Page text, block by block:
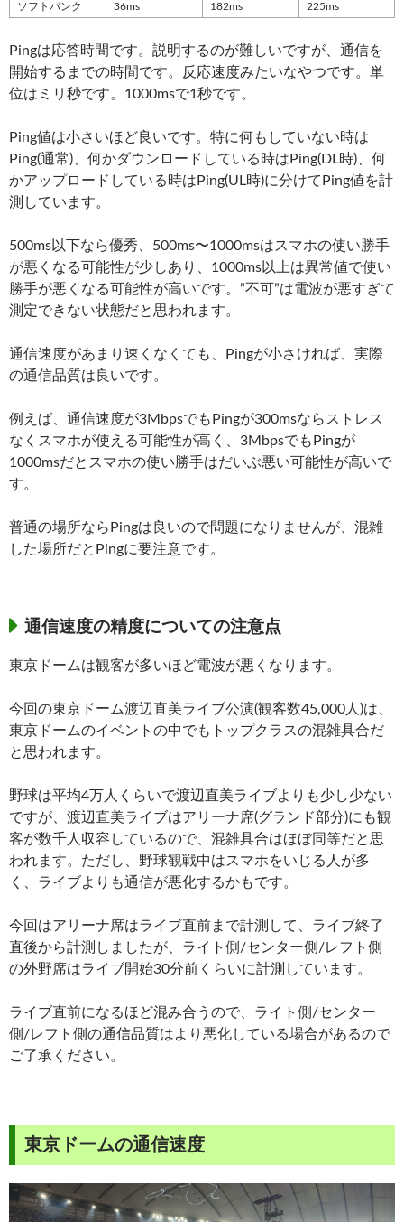
ソフトバンク
36ms 182ms 225ms
Pingは応答時間です。説明するのが難しいですが、通信を
開始するまでの時間です。反応速度みたいなやつです。単
位はミリ秒です。1000msで1秒です。
Ping値は小さいほど良いです。特に何もしていない時は
Ping(通常)、何かダウンロードしている時はPing(DL時)、何
かアップロードしている時はPing(UL時)に分けてPing値を計
測しています。
500ms以下なら優秀、500ms〜1000msはスマホの使い勝手
が悪くなる可能性が少しあり、1000ms以上は異常値で使い
勝手が悪くなる可能性が高いです。”不可”は電波が悪すぎて
測定できない状態だと思われます。
通信速度があまり速くなくても、Pingが小さければ、実際
の通信品質は良いです。
例えば、通信速度が3MbpsでもPingが300msならストレス
なくスマホが使える可能性が高く、3MbpsでもPingが
1000msだとスマホの使い勝手はだいぶ悪い可能性が高いで
す。
普通の場所ならPingは良いので問題になりませんが、混雑
した場所だとPingに要注意です。
通信速度の精度についての注意点
東京ドームは観客が多いほど電波が悪くなります。
今回の東京ドーム渡辺直美ライブ公演(観客数45,000人)は、
東京ドームのイベントの中でもトップクラスの混雑具合だ
と思われます。
野球は平均4万人くらいで渡辺直美ライブよりも少し少ない
ですが、渡辺直美ライブはアリーナ席(グランド部分)にも観
客が数千人収容しているので、混雑具合はほぼ同等だと思
われます。ただし、野球観戦中はスマホをいじる人が多
く、ライブよりも通信が悪化するかもです。
今回はアリーナ席はライブ直前まで計測して、ライブ終了
直後から計測しましたが、ライト側/センター側/レフト側
の外野席はライブ開始30分前くらいに計測しています。
ライブ直前になるほど混み合うので、ライト側/センター
側/レフト側の通信品質はより悪化している場合があるので
ご了承ください。
東京ドームの通信速度